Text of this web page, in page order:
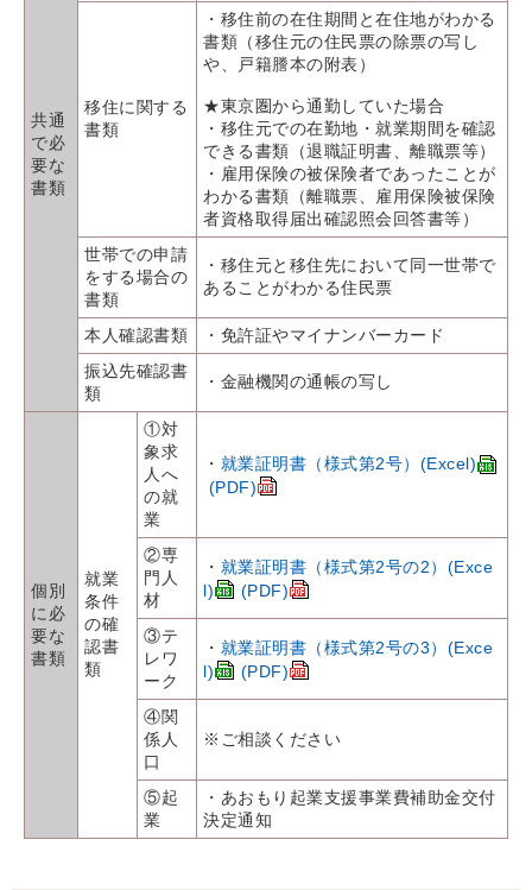
共通
で必
要な
書類
移住に関する
書類
・移住前の在住期間と在住地がわかる
書類（移住元の住民票の除票の写し
や、戸籍謄本の附表）
★東京圏から通勤していた場合
・移住元での在勤地・就業期間を確認
できる書類（退職証明書、離職票等）
・雇用保険の被保険者であったことが
わかる書類（離職票、雇用保険被保険
者資格取得届出確認照会回答書等）
世帯での申請
をする場合の
書類
・移住元と移住先において同一世帯で
あることがわかる住民票
本人確認書類
・免許証やマイナンバーカード
振込先確認書
類
・金融機関の通帳の写し
個別
に必
要な
書類
就業
条件
の確
認書
類
①対
象求
人へ
の就
業
・ 就業証明書（様式第2号）(Excel)
(PDF)
②専
門人
材
・ 就業証明書（様式第2号の2）(Exce
l)
(PDF)
③テ
レワ
ーク
・ 就業証明書（様式第2号の3）(Exce
l)
(PDF)
④関
係人
口
※ご相談ください
⑤起
業
・あおもり起業支援事業費補助金交付
決定通知